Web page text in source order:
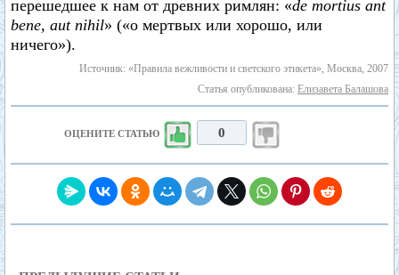
перешедшее к нам от древних римлян: «de mortius ant
bene, aut nihil» («о мертвых или хорошо, или
ничего»).
Источник: «Правила вежливости и светского этикета», Москва, 2007
Статья опубликована: Елизавета Балашова
ОЦЕНИТЕ СТАТЬЮ 0